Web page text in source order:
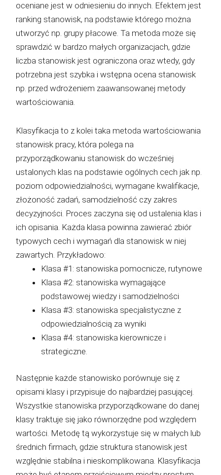
oceniane jest w odniesieniu do innych. Efektem jest
ranking stanowisk, na podstawie którego można
utworzyć np. grupy płacowe. Ta metoda może się
sprawdzić w bardzo małych organizacjach, gdzie
liczba stanowisk jest ograniczona oraz wtedy, gdy
potrzebna jest szybka i wstępna ocena stanowisk
np. przed wdrożeniem zaawansowanej metody
wartościowania.
Klasyfikacja to z kolei taka metoda wartościowania
stanowisk pracy, która polega na
przyporządkowaniu stanowisk do wcześniej
ustalonych klas na podstawie ogólnych cech jak np.
poziom odpowiedzialności, wymagane kwalifikacje,
złożoność zadań, samodzielność czy zakres
decyzyjności. Proces zaczyna się od ustalenia klas i
ich opisania. Każda klasa powinna zawierać zbiór
typowych cech i wymagań dla stanowisk w niej
zawartych. Przykładowo:
Klasa #1: stanowiska pomocnicze, rutynowe
Klasa #2: stanowiska wymagające
podstawowej wiedzy i samodzielności
Klasa #3: stanowiska specjalistyczne z
odpowiedzialnością za wyniki
Klasa #4: stanowiska kierownicze i
strategiczne.
Następnie każde stanowisko porównuje się z
opisami klasy i przypisuje do najbardziej pasującej.
Wszystkie stanowiska przyporządkowane do danej
klasy traktuje się jako równorzędne pod względem
wartości. Metodę tą wykorzystuje się w małych lub
średnich firmach, gdzie struktura stanowisk jest
względnie stabilna i nieskomplikowana. Klasyfikacja